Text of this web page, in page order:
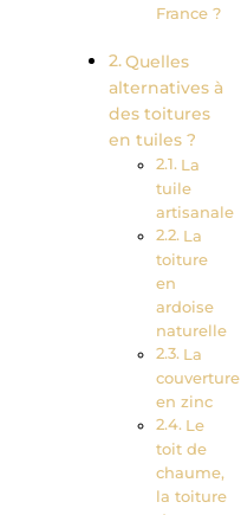
France ?
Quelles
alternatives à
des toitures
en tuiles ?
La
tuile
artisanale
La
toiture
en
ardoise
naturelle
La
couverture
en zinc
Le
toit de
chaume,
la toiture